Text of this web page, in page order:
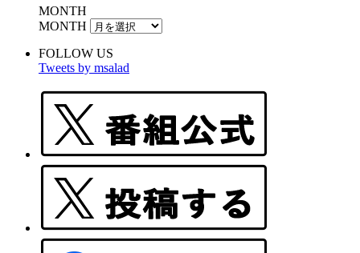
MONTH
MONTH
FOLLOW US
Tweets by msalad